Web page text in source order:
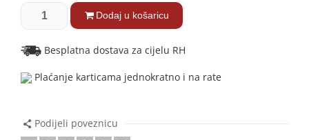
Dodaj u košaricu
Besplatna dostava za cijelu RH
Plaćanje karticama jednokratno i na rate
Podijeli poveznicu